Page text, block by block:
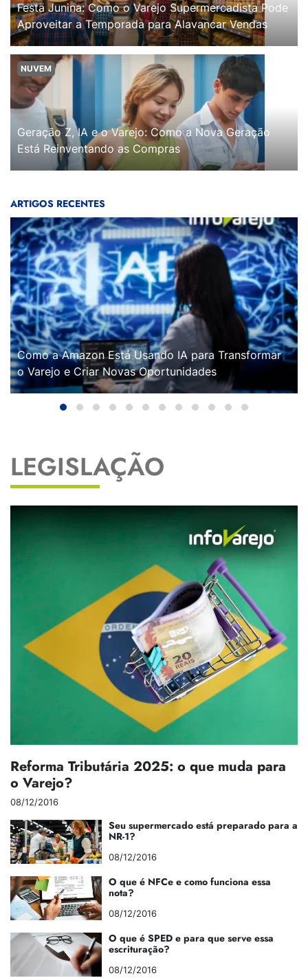
Festa Junina: Como o Varejo Supermercadista Pode
Aproveitar a Temporada para Alavancar Vendas
NUVEM
Geração Z, IA e o Varejo: Como a Nova Geração
Está Reinventando as Compras
ARTIGOS RECENTES
Como a Amazon Está Usando IA para Transformar
o Varejo e Criar Novas Oportunidades
LEGISLAÇÃO
Reforma Tributária 2025: o que muda para
o Varejo?
08/12/2016
Seu supermercado está preparado para a
NR-1?
08/12/2016
O que é NFCe e como funciona essa
nota?
08/12/2016
O que é SPED e para que serve essa
escrituração?
08/12/2016